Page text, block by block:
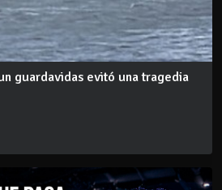
guardavidas evitó una tragedia